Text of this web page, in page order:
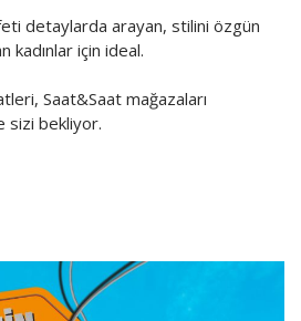
detaylarda arayan, stilini özgün
kadınlar için ideal.
Saat&Saat mağazaları
sizi bekliyor.